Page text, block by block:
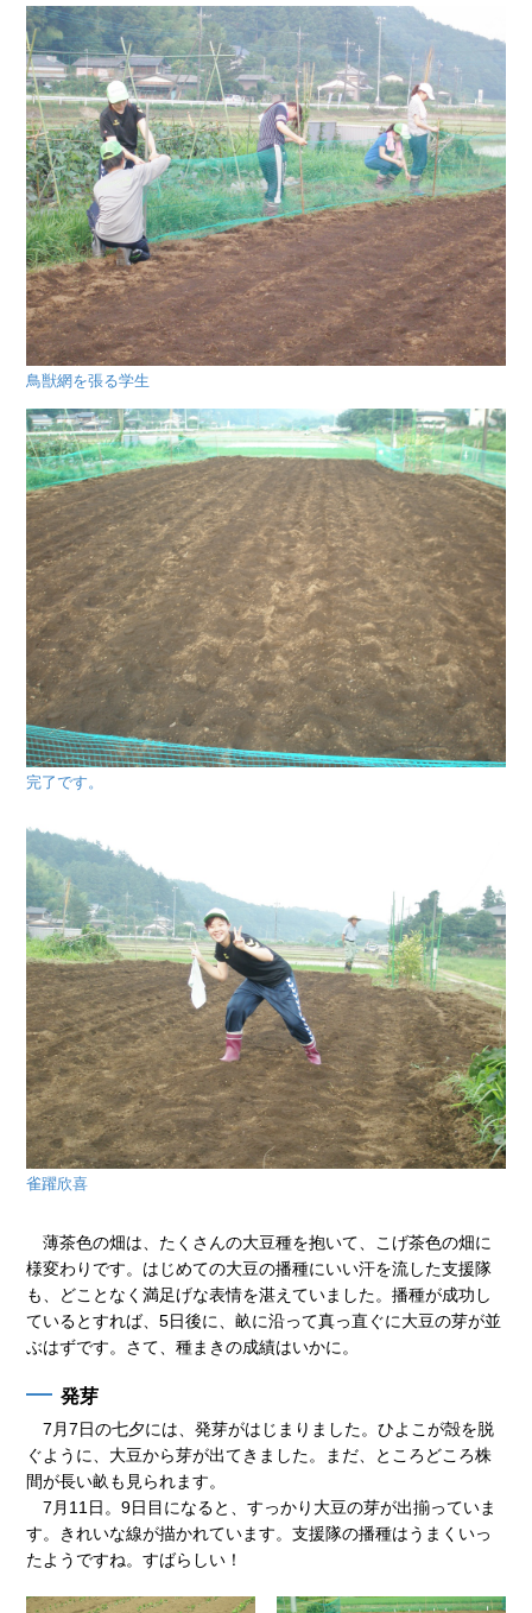
鳥獣網を張る学生
完了です。
雀躍欣喜
薄茶色の畑は、たくさんの大豆種を抱いて、こげ茶色の畑に
様変わりです。はじめての大豆の播種にいい汗を流した支援隊
も、どことなく満足げな表情を湛えていました。播種が成功し
ているとすれば、5日後に、畝に沿って真っ直ぐに大豆の芽が並
ぶはずです。さて、種まきの成績はいかに。
発芽
7月7日の七夕には、発芽がはじまりました。ひよこが殻を脱
ぐように、大豆から芽が出てきました。まだ、ところどころ株
間が長い畝も見られます。
7月11日。9日目になると、すっかり大豆の芽が出揃っていま
す。きれいな線が描かれています。支援隊の播種はうまくいっ
たようですね。すばらしい！